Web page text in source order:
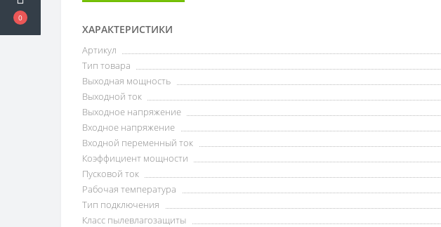
0
ХАРАКТЕРИСТИКИ
Артикул
Тип товара
Выходная мощность
Выходной ток
Выходное напряжение
Входное напряжение
Входной переменный ток
Коэффициент мощности
Пусковой ток
Рабочая температура
Тип подключения
Класс пылевлагозащиты